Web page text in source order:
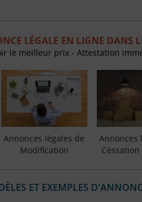
LÉGALE EN LIGNE DANS
le meilleur prix - Attestation
Annonces légales de
Modification
Annonces
ET EXEMPLES